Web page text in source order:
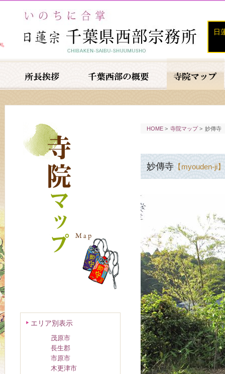
日
HOME > 寺院マップ> 妙傳寺
妙傳寺 【myouden-ji】
エリア別表示
茂原市
長生郡
市原市
木更津市